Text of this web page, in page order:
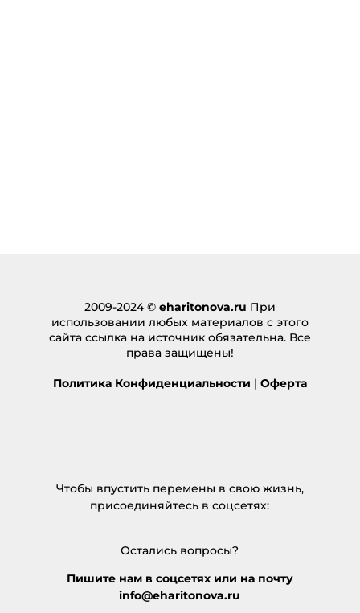
2009-2024 © eharitonova.ru При
использовании любых материалов с этого
сайта ссылка на источник обязательна. Все
права защищены!
Политика Конфиденциальности | Оферта
Чтобы впустить перемены в свою жизнь,
присоединяйтесь в соцсетях:
Остались вопросы?
Пишите нам в соцсетях или на почту
info@eharitonova.ru